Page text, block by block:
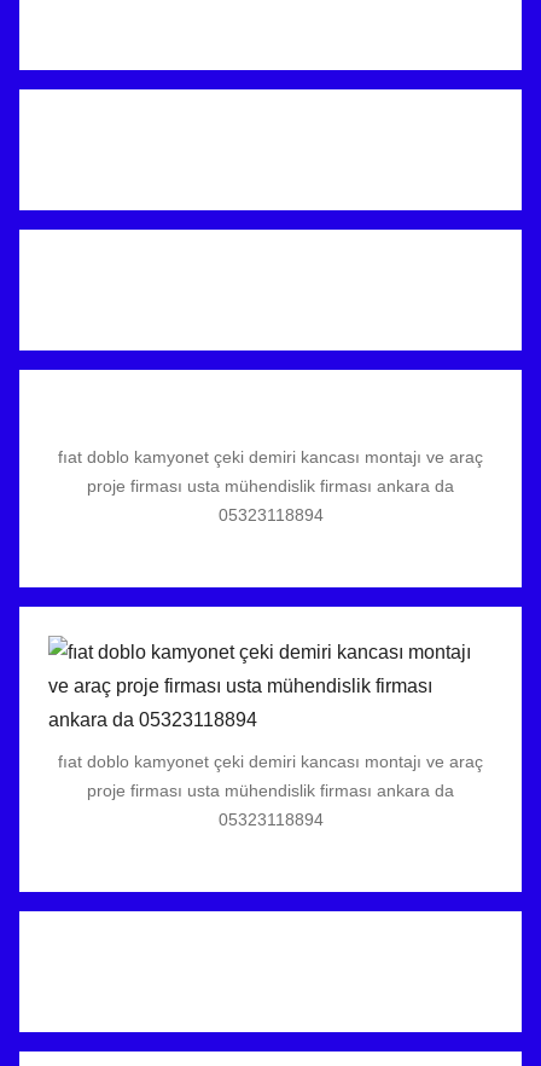
fıat doblo kamyonet çeki demiri kancası montajı ve araç
proje firması usta mühendislik firması ankara da
05323118894
fıat doblo kamyonet çeki demiri kancası montajı ve araç
proje firması usta mühendislik firması ankara da
05323118894